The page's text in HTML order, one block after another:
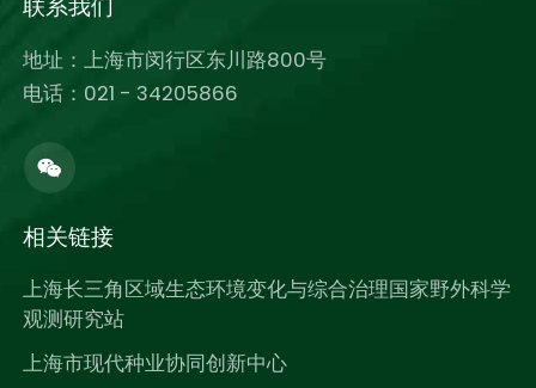
地址：上海市闵行区东川路800号
电话：021 - 34205866
相关链接
上海长三角区域生态环境变化与综合治理国家野外科学
观测研究站
上海市现代种业协同创新中心